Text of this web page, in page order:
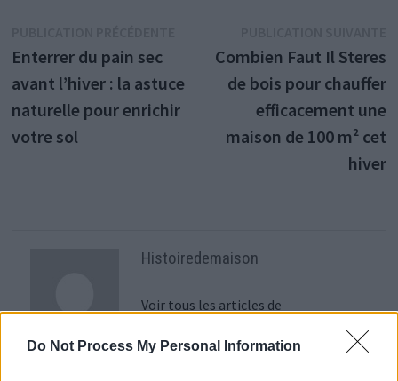
Do Not Process My Personal Information
de
l’article
précédente :
Enterrer du pain sec
avant l’hiver : la astuce
naturelle pour enrichir
votre sol
Combien Faut Il Steres
de bois pour chauffer
efficacement une
maison de 100 m² cet
hiver
Histoiredemaison
Voir tous les articles de